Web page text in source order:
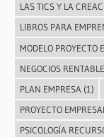
LAS TICS Y LA
LIBROS PARA
MODELO PROYECTO
NEGOCIOS
PLAN EMPRESA (1)
PROYECTO
PSICOLOGÍA